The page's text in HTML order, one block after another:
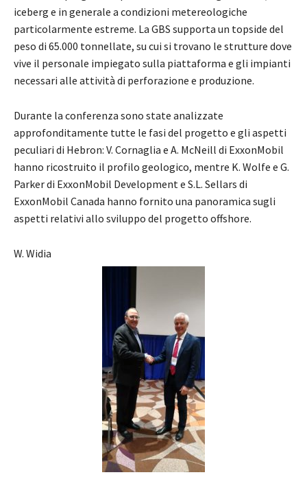
iceberg e in generale a condizioni metereologiche
particolarmente estreme. La GBS supporta un topside del
peso di 65.000 tonnellate, su cui si trovano le strutture dove
vive il personale impiegato sulla piattaforma e gli impianti
necessari alle attività di perforazione e produzione.
Durante la conferenza sono state analizzate
approfonditamente tutte le fasi del progetto e gli aspetti
peculiari di Hebron: V. Cornaglia e A. McNeill di ExxonMobil
hanno ricostruito il profilo geologico, mentre K. Wolfe e G.
Parker di ExxonMobil Development e S.L. Sellars di
ExxonMobil Canada hanno fornito una panoramica sugli
aspetti relativi allo sviluppo del progetto offshore.
W. Widia